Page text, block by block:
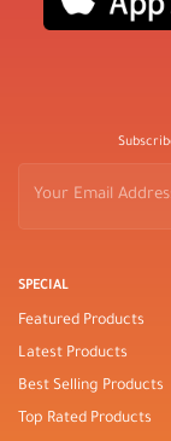
SPECIAL
Featured Products
Latest Products
Best Selling Products
Top Rated Products